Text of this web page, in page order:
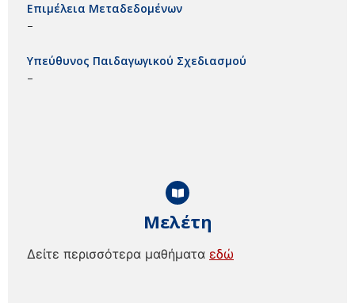
Μελέτη
Δείτε περισσότερα μαθήματα εδώ
Επιμέλεια Μεταδεδομένων
–
Υπεύθυνος Παιδαγωγικού Σχεδιασμού
–